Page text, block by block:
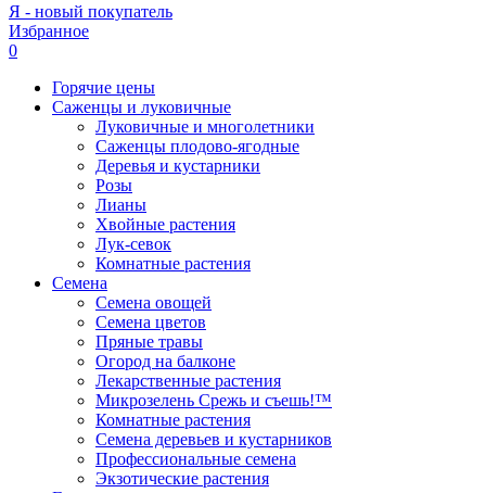
Я - новый покупатель
Избранное
0
Горячие цены
Саженцы и луковичные
Луковичные и многолетники
Саженцы плодово-ягодные
Деревья и кустарники
Розы
Лианы
Хвойные растения
Лук-севок
Комнатные растения
Семена
Семена овощей
Семена цветов
Пряные травы
Огород на балконе
Лекарственные растения
Микрозелень Срежь и съешь!™
Комнатные растения
Семена деревьев и кустарников
Профессиональные семена
Экзотические растения